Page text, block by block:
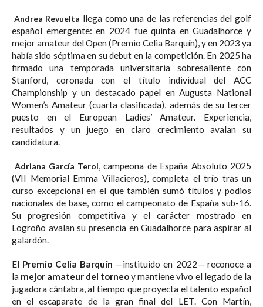
Andrea Revuelta llega como una de las referencias del golf
español emergente: en 2024 fue quinta en Guadalhorce y
mejor amateur del Open (Premio Celia Barquín), y en 2023 ya
había sido séptima en su debut en la competición. En 2025 ha
firmado una temporada universitaria sobresaliente con
Stanford, coronada con el título individual del ACC
Championship y un destacado papel en Augusta National
Women’s Amateur (cuarta clasificada), además de su tercer
puesto en el European Ladies’ Amateur. Experiencia,
resultados y un juego en claro crecimiento avalan su
candidatura.
Adriana García Terol, campeona de España Absoluto 2025
(VII Memorial Emma Villacieros), completa el trío tras un
curso excepcional en el que también sumó títulos y podios
nacionales de base, como el campeonato de España sub-16.
Su progresión competitiva y el carácter mostrado en
Logroño avalan su presencia en Guadalhorce para aspirar al
galardón.
El Premio Celia Barquín —instituido en 2022— reconoce a
la mejor amateur del torneoy mantiene vivo el legado de la
jugadora cántabra, al tiempo que proyecta el talento español
en el escaparate de la gran final del LET. Con Martín,